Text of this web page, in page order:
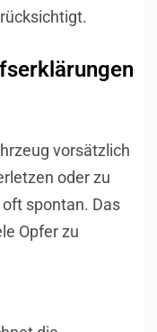
vorsätzlich
oder zu
spontan. Das
Opfer zu